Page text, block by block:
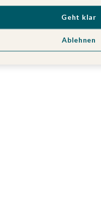
Ablehnen
Geht klar